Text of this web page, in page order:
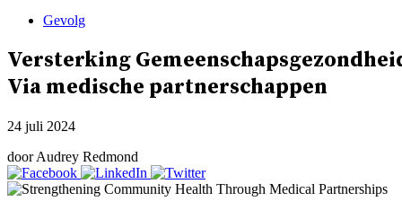
Gevolg
Versterking
Via medische partnerschappen
24 juli 2024
door Audrey Redmond